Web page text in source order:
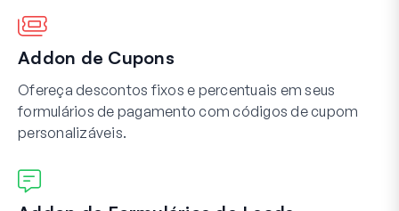
Addon de Cupons
Ofereça descontos fixos e percentuais em seus
formulários de pagamento com códigos de cupom
personalizáveis.